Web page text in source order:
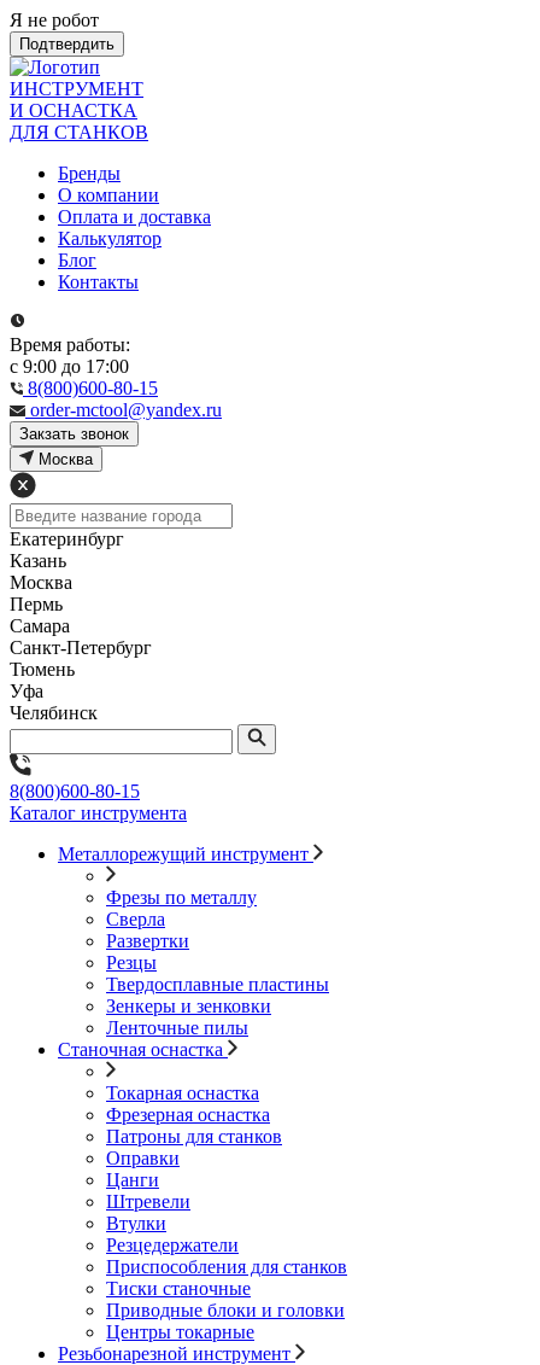
Я не робот
Подтвердить
ИНСТРУМЕНТ
И ОСНАСТКА
ДЛЯ СТАНКОВ
Бренды
О компании
Оплата и доставка
Калькулятор
Блог
Контакты
Время работы:
с 9:00 до 17:00
8(800)600-80-15
order-mctool@yandex.ru
Закзать звонок
Москва
Екатеринбург
Казань
Москва
Пермь
Самара
Санкт-Петербург
Тюмень
Уфа
Челябинск
8(800)600-80-15
Каталог инструмента
Металлорежущий инструмент
Фрезы по металлу
Сверла
Развертки
Резцы
Твердосплавные пластины
Зенкеры и зенковки
Ленточные пилы
Станочная оснастка
Токарная оснастка
Фрезерная оснастка
Патроны для станков
Оправки
Цанги
Штревели
Втулки
Резцедержатели
Приспособления для станков
Тиски станочные
Приводные блоки и головки
Центры токарные
Резьбонарезной инструмент